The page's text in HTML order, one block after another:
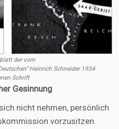
der vom
Heinrich Schneider 1934
Schrift
Gesinnung
nicht nehmen, persönlich
vorzusitzen.